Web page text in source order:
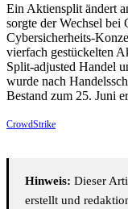
Ein Aktiensplit ändert
sorgte der Wechsel
Cybersicherheits-
vierfach gestückelten
Split-adjusted Handel
wurde nach
Bestand zum 25. Juni
CrowdStrike
Hinweis: Dieser
erstellt und